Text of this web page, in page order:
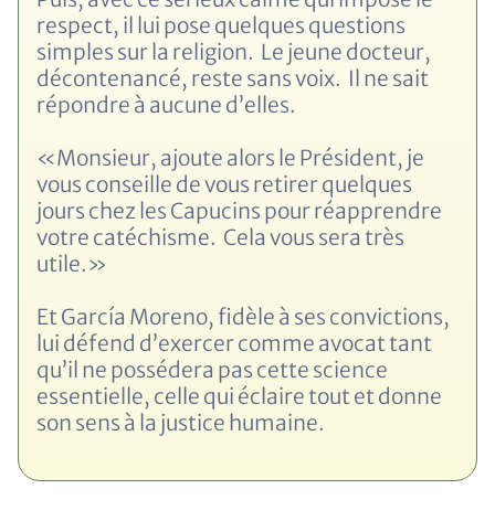
respect, il lui pose quelques questions
simples sur la religion. Le jeune docteur,
décontenancé, reste sans voix. Il ne sait
répondre à aucune d’elles.
«Monsieur, ajoute alors le Président, je
vous conseille de vous retirer quelques
jours chez les Capucins pour réapprendre
votre catéchisme. Cela vous sera très
utile.»
Et García Moreno, fidèle à ses convictions,
lui défend d’exercer comme avocat tant
qu’il ne possédera pas cette science
essentielle, celle qui éclaire tout et donne
son sens à la justice humaine.